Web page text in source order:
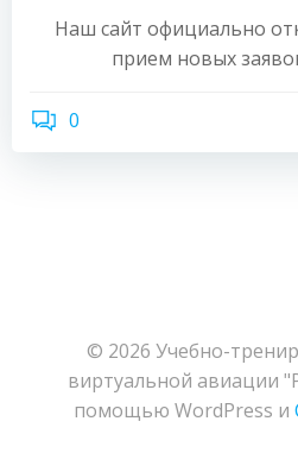
Наш сайт официально
прием новых
0
© 2026 Учебно-
виртуальной авиации
помощью WordPress и